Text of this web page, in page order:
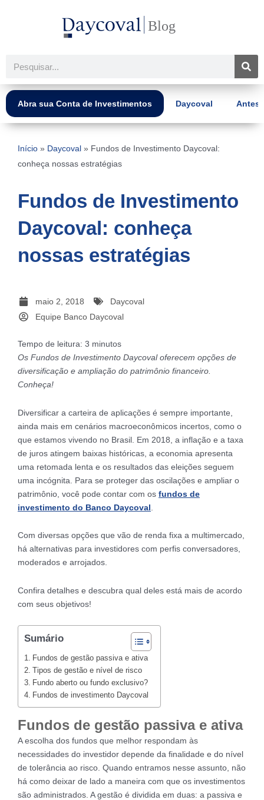
Pesquisar
Abra sua Conta de Investimentos Daycoval Antes
Início » Daycoval » Fundos de Investimento Daycoval:
conheça nossas estratégias
Fundos de Investimento
Daycoval: conheça
nossas estratégias
maio 2, 2018
Daycoval
Equipe Banco Daycoval
Tempo de leitura: 3 minutos
Os Fundos de Investimento Daycoval oferecem opções de
diversificação e ampliação do patrimônio financeiro.
Conheça!
Diversificar a carteira de aplicações é sempre importante,
ainda mais em cenários macroeconômicos incertos, como o
que estamos vivendo no Brasil. Em 2018, a inflação e a taxa
de juros atingem baixas históricas, a economia apresenta
uma retomada lenta e os resultados das eleições seguem
uma incógnita. Para se proteger das oscilações e ampliar o
patrimônio, você pode contar com os fundos de
investimento do Banco Daycoval
Com diversas opções que vão de renda fixa a multimercado,
há alternativas para investidores com perfis conversadores,
moderados e arrojados.
Confira detalhes e descubra qual deles está mais de acordo
com seus objetivos!
Sumário
Fundos de gestão passiva e ativa
Tipos de gestão e nível de risco
Fundo aberto ou fundo exclusivo?
Fundos de investimento Daycoval
Fundos de gestão passiva e ativa
A escolha dos fundos que melhor respondam às
necessidades do investidor depende da finalidade e do nível
de tolerância ao risco. Quando entramos nesse assunto, não
há como deixar de lado a maneira com que os investimentos
são administrados. A gestão é dividida em duas: a passiva e